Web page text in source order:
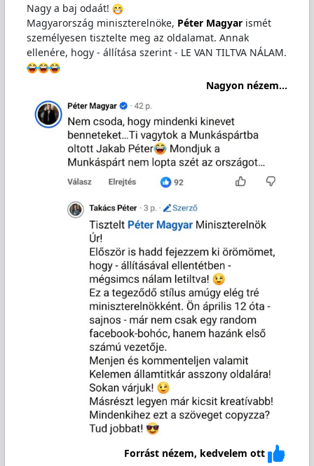
Nagy a baj odaát!
Magyarország miniszterelnöke, Péter Magyarismét
személyesen tisztelte meg az oldalamat. Annak
ellenére, hogy - állítása szerint - LE VAN TILTVA NÁLAM.
Nagyon nézem...
Forrást nézem, kedvelem ott